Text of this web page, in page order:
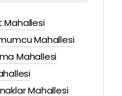
Mahallesi
Mahallesi
Mahallesi
Mahallesi